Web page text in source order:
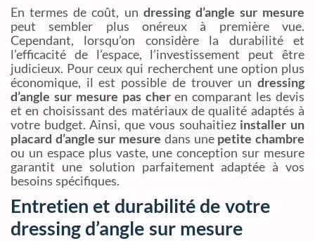
En termes de coût, un dressing d’angle sur mesure
peut sembler plus onéreux à première vue.
Cependant, lorsqu’on considère la durabilité et
l’efficacité de l’espace, l’investissement peut être
judicieux. Pour ceux qui recherchent une option plus
économique, il est possible de trouver un dressing
d’angle sur mesure pas cheren comparant les devis
et en choisissant des matériaux de qualité adaptés à
votre budget. Ainsi, que vous souhaitiez installer un
placard d’angle sur mesure dans une petite chambre
ou un espace plus vaste, une conception sur mesure
garantit une solution parfaitement adaptée à vos
besoins spécifiques.
Entretien et durabilité de votre
dressing d’angle sur mesure